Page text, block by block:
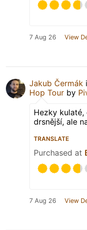
7 Aug 26 View
Jakub Čermák
Hop Tour by
Hezky
drsnější, ale
TRANSLATE
Purchased at
7 Aug 26 View